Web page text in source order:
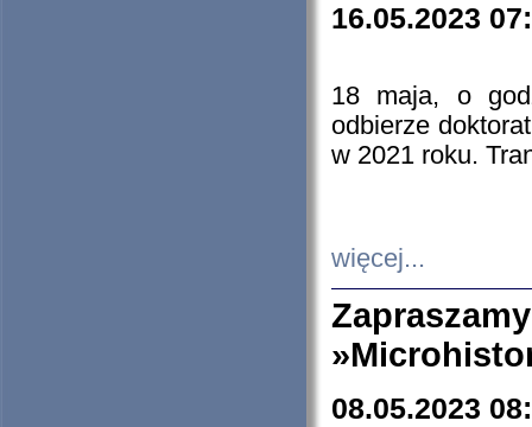
16.05.2023
18 maja, o
odbierze
w 2021 roku.
więcej...
08.05.2023